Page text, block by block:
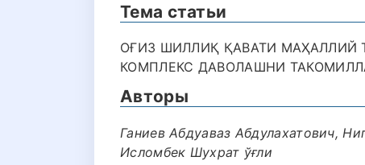
Тема статьи
ОҒИЗ ШИЛЛИҚ ҚАВАТИ МАҲАЛЛИЙ
КОМПЛEКС ДАВОЛАШНИ
Авторы
Ганиев Абдуаваз Абдулахатович,
Исломбек Шухрат ўғли